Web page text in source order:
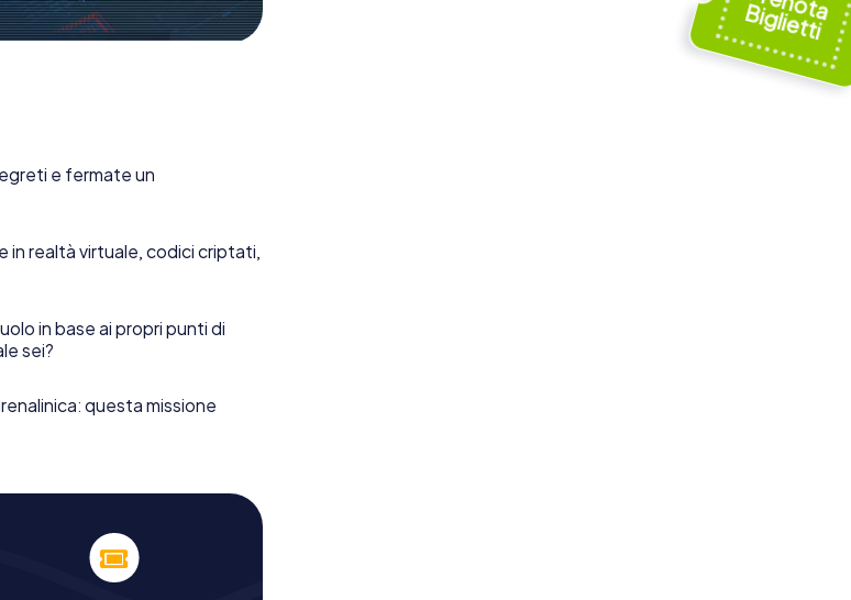
e fermate un
in realtà virtuale, codici criptati,
in base ai propri punti di
sei?
questa missione